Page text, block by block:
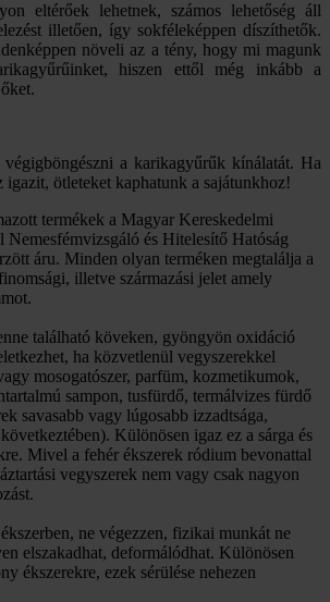
eltérőek lehetnek, számos lehetőség áll
illetően, így sokféleképpen díszíthetők.
növeli az a tény, hogy mi magunk
hiszen ettől még inkább a
végigböngészni a karikagyűrűk kínálatát. Ha
igazit, ötleteket kaphatunk a sajátunkhoz!
termékek a Magyar Kereskedelmi
Nemesfémvizsgáló és Hitelesítő Hatóság
áru. Minden olyan terméken megtalálja a
illetve származási jelet amely
található köveken, gyöngyön oxidáció
ha közvetlenül vegyszerekkel
mosogatószer, parfüm, kozmetikumok,
sampon, tusfürdő, termálvizes fürdő
savasabb vagy lúgosabb izzadtsága,
Különösen igaz ez a sárga és
Mivel a fehér ékszerek ródium bevonattal
vegyszerek nem vagy csak nagyon
ne végezzen, fizikai munkát ne
elszakadhat, deformálódhat. Különösen
ékszerekre, ezek sérülése nehezen